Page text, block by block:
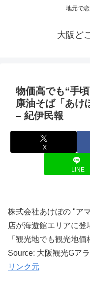
地元で
大阪ど
物価高でも“手
康油そば「あけ
– 紀伊民報
X
LINE
株式会社あけぼの "ア
店が海遊館エリアに登
「観光地でも観光地
Source: 大阪観光Gア
リンク元